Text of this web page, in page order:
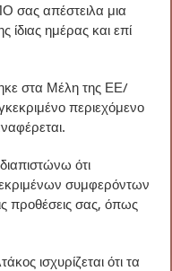
σας απέστειλα μια
ίδιας ημέρας και επί
στα Μέλη της ΕΕ/
περιεχόμενο
ότι
συμφερόντων
προθέσεις σας, όπως
ισχυρίζεται ότι τα